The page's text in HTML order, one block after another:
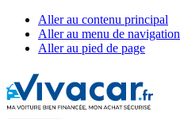
Aller au contenu principal
Aller au menu de navigation
Aller au pied de page